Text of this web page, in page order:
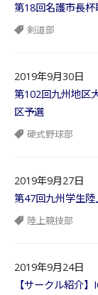
第18回名護市長
剣道部
2019年9月30日
第102回九州地区
区予選
硬式野球部
2019年9月27日
第47回九州学生
陸上競技部
2019年9月24日
【サークル紹介